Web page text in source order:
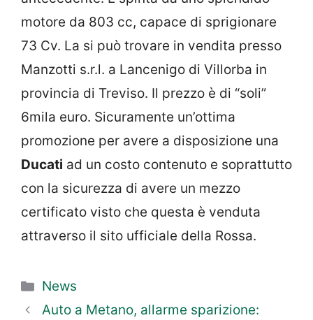
motore da 803 cc, capace di sprigionare
73 Cv. La si può trovare in vendita presso
Manzotti s.r.l. a Lancenigo di Villorba in
provincia di Treviso. Il prezzo è di “soli”
6mila euro. Sicuramente un’ottima
promozione per avere a disposizione una
Ducati ad un costo contenuto e soprattutto
con la sicurezza di avere un mezzo
certificato visto che questa è venduta
attraverso il sito ufficiale della Rossa.
Categorie
News
Auto a Metano, allarme sparizione: